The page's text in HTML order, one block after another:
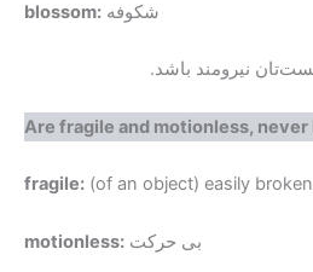
blossom: شکوفه
نیرومند باشد.
Are fragile and motionless,
fragile:
motionless: بی حرکت